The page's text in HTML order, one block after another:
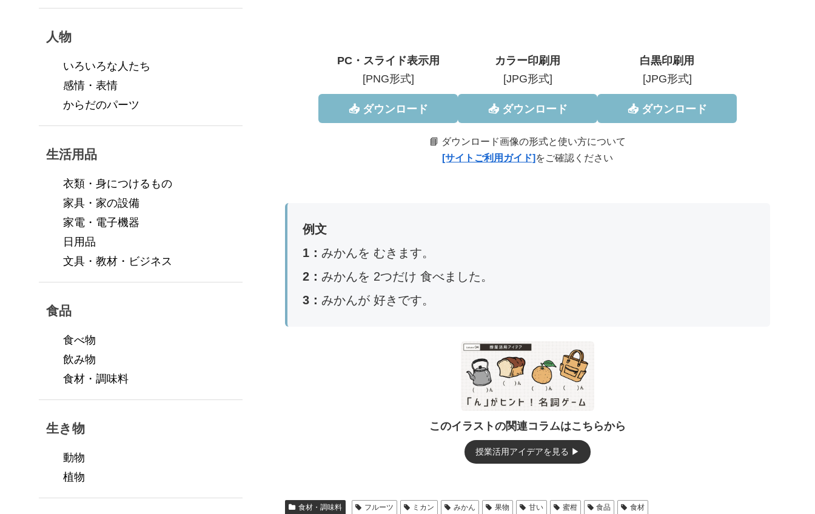
PC・スライド表示用
[PNG形式]
📥 ダウンロード
カラー印刷用
[JPG形式]
📥 ダウンロード
白黒印刷用
[JPG形式]
📥 ダウンロード
📘 ダウンロード画像の形式と使い方について
[サイトご利用ガイド]をご確認ください
例文
1： みかんを むきます。
2： みかんを 2つだけ 食べました。
3： みかんが 好きです。
このイラストの関連コラムはこちらから
授業活用アイデアを見る ▶︎
食材・調味料 フルーツ ミカン みかん 果物 甘い 蜜柑 食品 食材
人物
いろいろな人たち
感情・表情
からだのパーツ
生活用品
衣類・身につけるもの
家具・家の設備
家電・電子機器
日用品
文具・教材・ビジネス
食品
食べ物
飲み物
食材・調味料
生き物
動物
植物